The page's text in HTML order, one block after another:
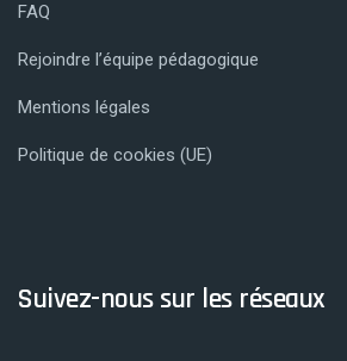
FAQ
Rejoindre l’équipe pédagogique
Mentions légales
Politique de cookies (UE)
Suivez-nous sur les réseaux